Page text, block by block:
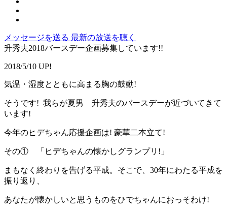
メッセージを送る 最新の放送を聴く
升秀夫2018バースデー企画募集しています!!
2018/5/10 UP!
気温・湿度とともに高まる胸の鼓動!
そうです! 我らが夏男 升秀夫のバースデーが近づいてきて
います!
今年のヒデちゃん応援企画は! 豪華二本立て!
その① 「ヒデちゃんの懐かしグランプリ!」
まもなく終わりを告げる平成。そこで、30年にわたる平成を
振り返り、
あなたが懐かしいと思うものをひでちゃんにおっそわけ!